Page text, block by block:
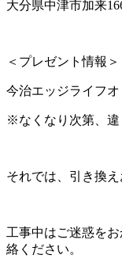
大分県中津市加来
＜プレゼント情報＞
今治エッジライフ
※なくなり次第、違
それでは、引き換え
工事中はご迷惑を
絡ください。